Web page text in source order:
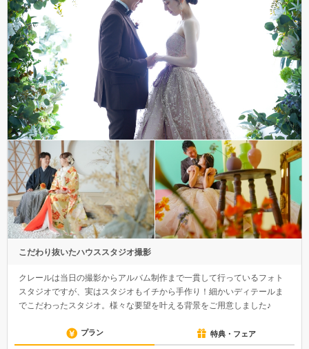
こだわり抜いたハウススタジオ撮影
クレールは当日の撮影からアルバム制作まで一貫して行っているフォト
スタジオですが、実はスタジオもイチから手作り！細かいディテールま
でこだわったスタジオ。様々な要望を叶える背景をご用意しました♪
プラン 特典・フェア